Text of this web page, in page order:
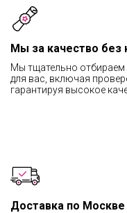
Мы за качество без
Мы тщательно
для вас, включая
гарантируя высокое
Доставка по Москве